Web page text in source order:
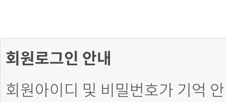
회원로그인 안내
회원아이디 및 비밀번호가 기억